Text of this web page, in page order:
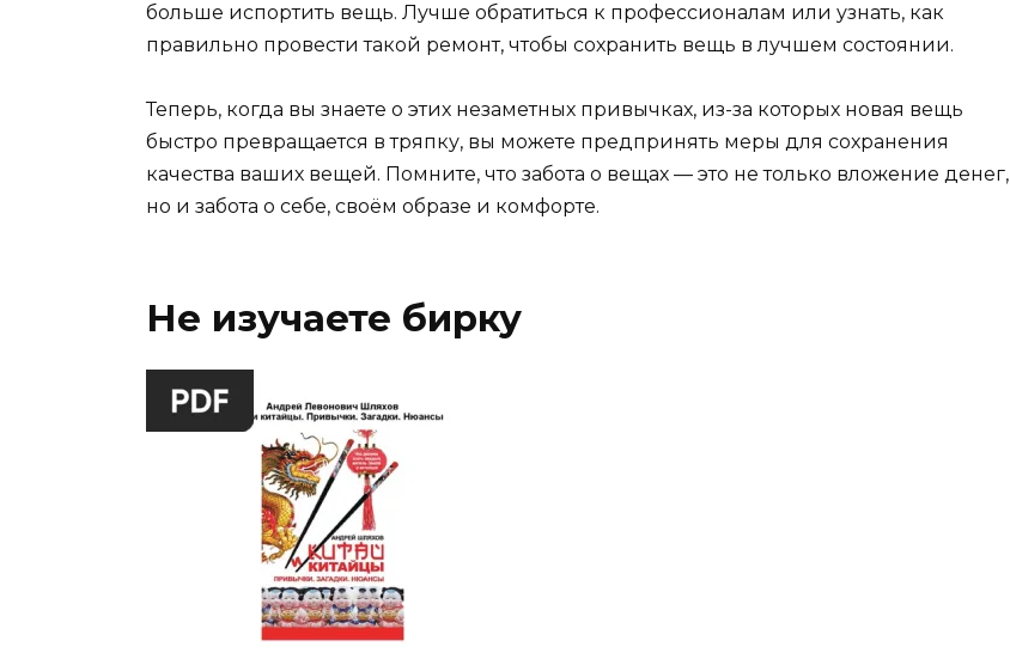
больше испортить вещь. Лучше обратиться к профессионалам или узнать, как
правильно провести такой ремонт, чтобы сохранить вещь в лучшем состоянии.
Теперь, когда вы знаете о этих незаметных привычках, из-за которых новая вещь
быстро превращается в тряпку, вы можете предпринять меры для сохранения
качества ваших вещей. Помните, что забота о вещах — это не только вложение денег,
но и забота о себе, своём образе и комфорте.
Не изучаете бирку